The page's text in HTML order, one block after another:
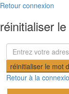
Retour connexion
réinitialiser
réinitialiser le mot
Retour à la